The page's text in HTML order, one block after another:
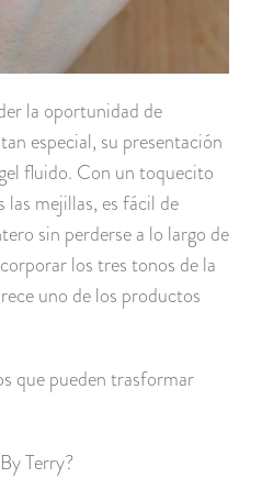
la oportunidad de
especial, su presentación
fluido. Con un toquecito
las mejillas, es fácil de
sin perderse a lo largo de
los tres tonos de la
uno de los productos
que pueden trasformar
Terry?